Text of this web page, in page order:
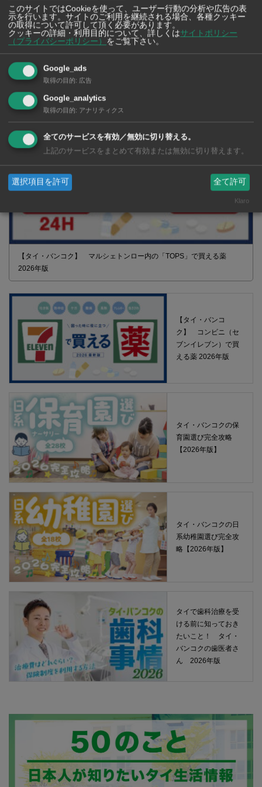
2026年版 タイの鉄道事情 電車でGO！
【タイ・バンコク】 マルシェトンロー内の「TOPS」で買える薬
2026年版
【タイ・バンコ
ク】 コンビニ（セ
ブンイレブン）で買
える薬 2026年版
タイ・バンコクの保
育園選び完全攻略
【2026年版】
タイ・バンコクの日
系幼稚園選び完全攻
略【2026年版】
タイで歯科治療を受
ける前に知っておき
たいこと！ タイ・
バンコクの歯医者さ
ん 2026年版
このサイトではCookieを使って、ユーザー行動の分析や広告の表
示を行います。サイトのご利用を継続される場合、各種クッキー
の取得について許可して頂く必要があります。
クッキーの詳細・利用目的について、詳しくはサイトポリシー
（プライバシーポリシー）
をご覧下さい。
Google_ads
取得の目的: 広告
Google_analytics
取得の目的: アナリティクス
全てのサービスを有効／無効に切り替える。
上記のサービスをまとめて有効または無効に切り替えます。
選択項目を許可 全て許可
Klaro